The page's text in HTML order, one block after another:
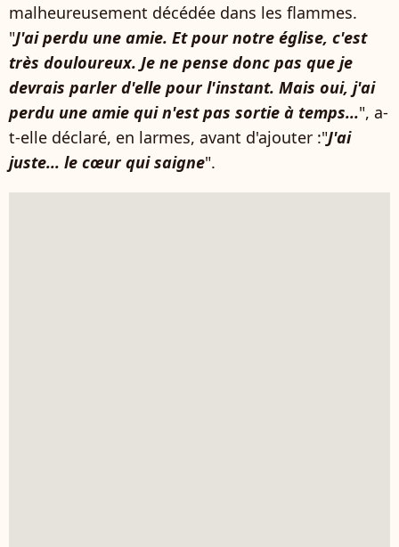
malheureusement décédée dans les flammes.
"J'ai perdu une amie. Et pour notre église, c'est
très douloureux. Je ne pense donc pas que je
devrais parler d'elle pour l'instant. Mais oui, j'ai
perdu une amie qui n'est pas sortie à temps...", a-
t-elle déclaré, en larmes, avant d'ajouter :"J'ai
juste... le cœur qui saigne".